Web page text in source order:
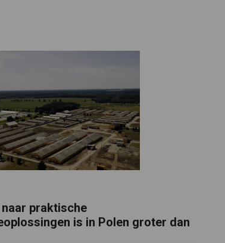
naar praktische
is in Polen groter dan